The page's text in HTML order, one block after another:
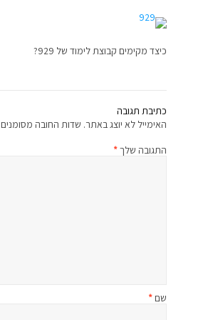
כיצד מקימים קבוצת לימוד של 929?
כתיבת תגובה
האימייל לא יוצג באתר. שדות החובה מסומנים
התגובה שלך*
שם*